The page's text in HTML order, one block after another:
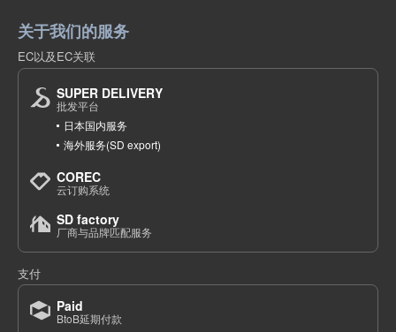
关于我们的服务
EC以及EC关联
SUPER DELIVERY
批发平台
日本国内服务
海外服务(SD export)
COREC
云订购系统
SD factory
厂商与品牌匹配服务
支付
Paid
BtoB延期付款